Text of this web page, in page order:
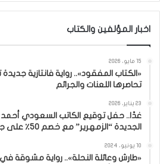
اخبار المؤلفين والكتاب
15 مايو، 2026
«الكتاب المفقود».. رواية فانتازية
تحاصرها اللعنات والجرائم
23 يناير، 2026
غدًا.. حفل توقيع الكاتب السعودي أحمد
الجديدة “الزمهرير” مع خصم 50٪ على جميع الإصدارات
10 يونيو، 2024
«طارش وعائلة النحلة».. رواية مشوقة في